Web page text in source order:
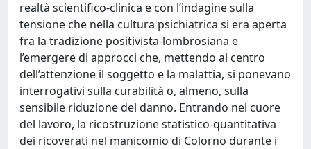
realtà scientifico-clinica e con l’indagine sulla
tensione che nella cultura psichiatrica si era aperta
fra la tradizione positivista-lombrosiana e
l’emergere di approcci che, mettendo al centro
dell’attenzione il soggetto e la malattia, si ponevano
interrogativi sulla curabilità o, almeno, sulla
sensibile riduzione del danno. Entrando nel cuore
del lavoro, la ricostruzione statistico-quantitativa
dei ricoverati nel manicomio di Colorno durante i